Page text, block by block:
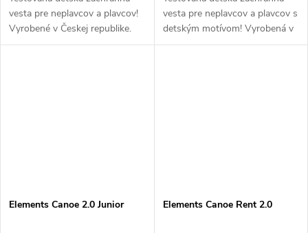
vesta pre neplavcov a plavcov!
Vyrobené v Českej republike.
vesta pre neplavcov a plavcov s
detským motívom! Vyrobená v
Českej republike.
Elements Canoe 2.0 Junior Elements Canoe Rent 2.0